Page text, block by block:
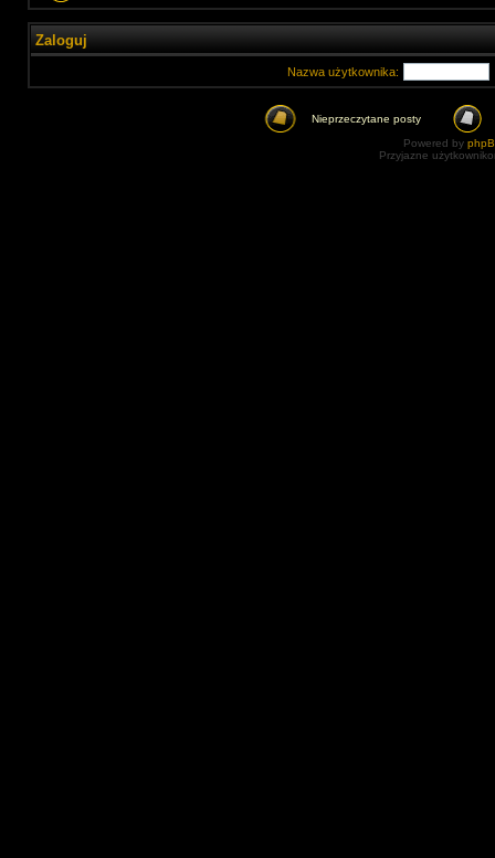
Zaloguj
Nazwa użytkownika:
Nieprzeczytane posty
Powered by
Przyjazne